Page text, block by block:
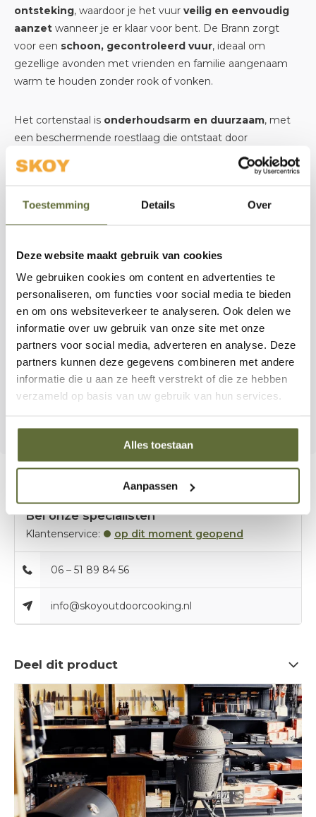
Toestemming Details Over
Deze website maakt gebruik van cookies
We gebruiken cookies om content en advertenties te
personaliseren, om functies voor social media te bieden
en om ons websiteverkeer te analyseren. Ook delen we
informatie over uw gebruik van onze site met onze
partners voor social media, adverteren en analyse. Deze
partners kunnen deze gegevens combineren met andere
informatie die u aan ze heeft verstrekt of die ze hebben
verzameld op basis van uw gebruik van hun services.
Alles toestaan
Aanpassen
ontsteking, waardoor je het vuur veilig en eenvoudig
aanzet wanneer je er klaar voor bent. De Brann zorgt
voor een schoon, gecontroleerd vuur, ideaal om
gezellige avonden met vrienden en familie aangenaam
warm te houden zonder rook of vonken.
Het cortenstaal is onderhoudsarm en duurzaam, met
een beschermende roestlaag die ontstaat door
blootstelling aan buitenlucht. Dat betekent dat jouw
vuurtafel er niet alleen prachtig uit blijft zien, maar ook
De Brann vuurtafel wordt compleet geleverd met
montagemateriaal, en heeft een
gasfles (5 kg) kan netjes uit het zicht worden geplaatst
onderin de tafel, voor een strakke afwerking.
Dankzij zijn formaat van 550 × 550 × 1200 mm is de Brann
vuurtafel een opvallend én functioneel middelpunt van je
buiteninrichting. Hij biedt warmte, sfeer en comfort bij
ieder buitenmoment — van rustige avonden met z’n
Bel onze specialisten
Klantenservice: op dit moment geopend
06 – 51 89 84 56
info@skoyoutdoorcooking.nl
Deel dit product